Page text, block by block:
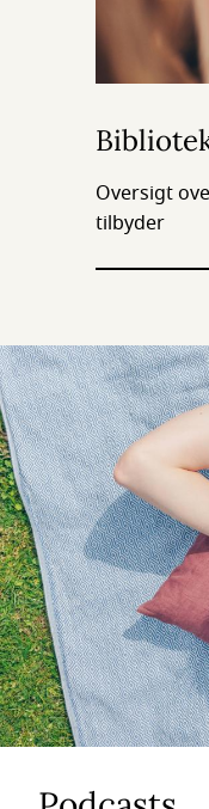
Oversigt
tilbyder